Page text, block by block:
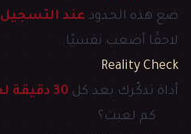
ضع هذه الحدود عند التسجيل
لاحقًا أصعب نفسيًا.
Reality Check
أداة تذكّرك بعد كل 30 دقيقة لعب
كم لعبت؟